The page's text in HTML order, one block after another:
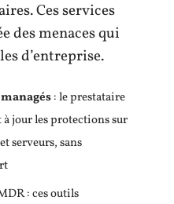
Ces services
des menaces qui
d’entreprise.
: le prestataire
jour les protections sur
serveurs, sans
: ces outils